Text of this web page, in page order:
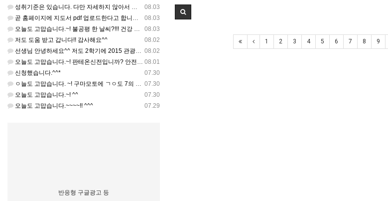
1 2 3 4 5 6 7 8 9
08.03
성취기준은 있습니다. 다만 자세하지 않아서 교과서 내용에 맞게 좀 더 구체적으로 재구조화를 하신 선생님이 계…
08.03
곧 홈페이지에 지도서 pdf 업로드한다고 합니다. 이번 주나 다음 주에 e-book 기반 전자저작물도 업로드…
08.03
오늘도 고맙습니다.~! 불공평 한 날씨?!!! 건강 최고 입니다. ^^
08.02
저도 도움 받고 갑니다!! 감사해요^^
08.02
선생님 안녕하세요^^ 저도 2학기에 2015 관광일본어를 평가계획을 세우려고 하는데. ..아무리 찾아도 없어…
08.01
오늘도 고맙습니다.~! 판테온신전입니까? 안전 제일!! ㅎㅎ 감사해요. ^^
07.30
신청했습니다.^^*
07.30
ㅇ늘도 고맙습니다. ~! 구마모토에 ㄱㅇ도 7의 지진,,,무사, 안전을 기도 합니다. 감사해요...
07.30
오늘도 고맙습니다.~! ^^
07.29
오늘도 고맙습니다.~~~~!! ^^^
반응형 구글광고 등